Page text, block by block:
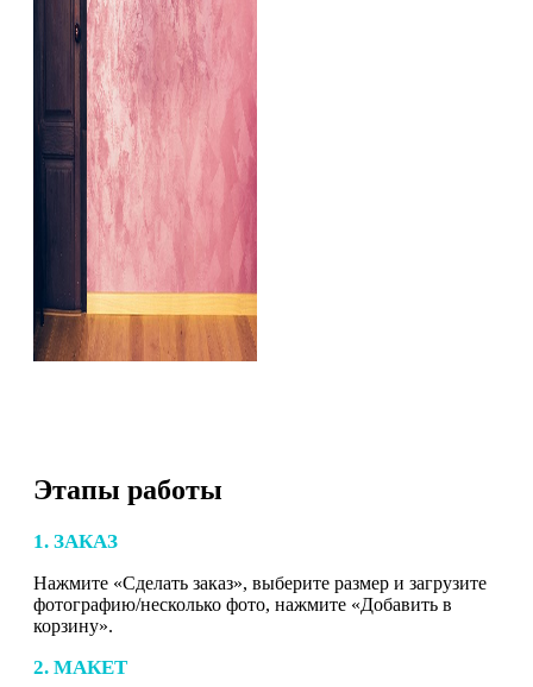
Этапы работы
1. ЗАКАЗ
Нажмите «Сделать заказ», выберите размер и загрузите
фотографию/несколько фото, нажмите «Добавить в
корзину».
2. МАКЕТ